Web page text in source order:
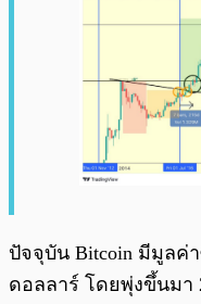
ปัจจุบัน Bitcoin มีมูลค่
ดอลลาร์ โดยพุ่งขึ้นมา